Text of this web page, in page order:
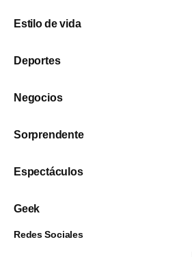
Estilo de vida
Deportes
Negocios
Sorprendente
Espectáculos
Geek
Redes Sociales